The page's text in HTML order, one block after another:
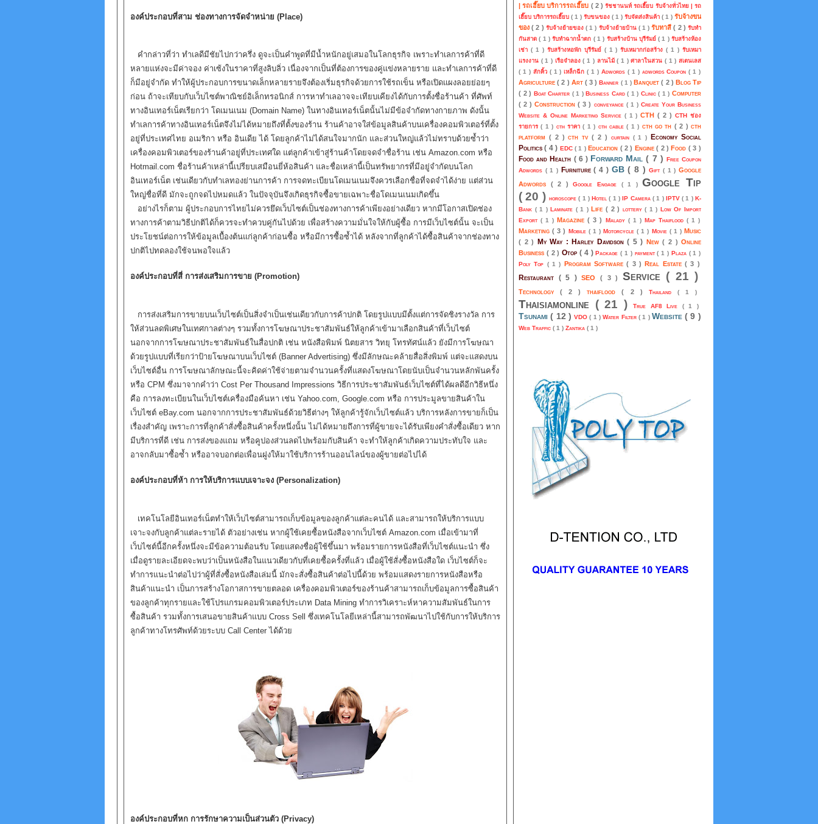
องค์ประกอบที่สาม ช่องทางการจัดจำหน่าย (Place)
คำกล่าวที่ว่า ทำเลดีมีชัยไปกว่าครึ่ง ดูจะเป็นคำพูดที่มีน้ำหนักอยู่เสมอในโลกธุรกิจ เพราะทำเลการค้าที่ดี
หลายแห่งจะมีค่าจอง ค่าเซ้งในราคาที่สูงลิบลิ่ว เนื่องจากเป็นที่ต้องการของคู่แข่งหลายราย และทำเลการค้าที่ดี
ก็มีอยู่จำกัด ทำให้ผู้ประกอบการขนาดเล็กหลายรายจึงต้องเริ่มธุรกิจด้วยการใช้รถเข็น หรือเปิดแผงลอยย่อยๆ
ก่อน ถ้าจะเทียบกับเว็บไซต์พาณิชย์อิเล็กทรอนิกส์ การหาทำเลอาจจะเทียบเคียงได้กับการตั้งชื่อร้านค้า ที่ศัพท์
ทางอินเทอร์เน็ตเรียกว่า โดเมนเนม (Domain Name) ในทางอินเทอร์เน็ตนั้นไม่มีข้อจำกัดทางกายภาพ ดังนั้น
ทำเลการค้าทางอินเทอร์เน็ตจึงไม่ได้หมายถึงที่ตั้งของร้าน ร้านค้าอาจใส่ข้อมูลสินค้าบนเครื่องคอมพิวเตอร์ที่ตั้ง
อยู่ที่ประเทศไทย อเมริกา หรือ อินเดีย ได้ โดยลูกค้าไม่ได้สนใจมากนัก และส่วนใหญ่แล้วไม่ทราบด้วยซ้ำว่า
เครื่องคอมพิวเตอร์ของร้านค้าอยู่ที่ประเทศใด แต่ลูกค้าเข้าสู่ร้านค้าโดยจดจำชื่อร้าน เช่น Amazon.com หรือ
Hotmail.com ชื่อร้านค้าเหล่านี้เปรียบเสมือนยี่ห้อสินค้า และชื่อเหล่านี้เป็นทรัพยากรที่มีอยู่จำกัดบนโลก
อินเทอร์เน็ต เช่นเดียวกับทำเลทองย่านการค้า การจดทะเบียนโดเมนเนมจึงควรเลือกชื่อที่จดจำได้ง่าย แต่ส่วน
ใหญ่ชื่อที่ดี มักจะถูกจดไปหมดแล้ว ในปัจจุบันจึงเกิดธุรกิจซื้อขายเฉพาะชื่อโดเมนเนมเกิดขึ้น
อย่างไรก็ตาม ผู้ประกอบการไทยไม่ควรยึดเว็บไซต์เป็นช่องทางการค้าเพียงอย่างเดียว หากมีโอกาสเปิดช่อง
ทางการค้าตามวิธีปกติได้ก็ควรจะทำควบคู่กันไปด้วย เพื่อสร้างความมั่นใจให้กับผู้ซื้อ การมีเว็บไซต์นั้น จะเป็น
ประโยชน์ต่อการให้ข้อมูลเบื้องต้นแก่ลูกค้าก่อนซื้อ หรือมีการซื้อซ้ำได้ หลังจากที่ลูกค้าได้ซื้อสินค้าจากช่องทาง
ปกติไปทดลองใช้จนพอใจแล้ว
องค์ประกอบที่สี่ การส่งเสริมการขาย (Promotion)
การส่งเสริมการขายบนเว็บไซต์เป็นสิ่งจำเป็นเช่นเดียวกับการค้าปกติ โดยรูปแบบมีตั้งแต่การจัดชิงรางวัล การ
ให้ส่วนลดพิเศษในเทศกาลต่างๆ รวมทั้งการโฆษณาประชาสัมพันธ์ให้ลูกค้าเข้ามาเลือกสินค้าที่เว็บไซต์
นอกจากการโฆษณาประชาสัมพันธ์ในสื่อปกติ เช่น หนังสือพิมพ์ นิตยสาร วิทยุ โทรทัศน์แล้ว ยังมีการโฆษณา
ด้วยรูปแบบที่เรียกว่าป้ายโฆษณาบนเว็บไซต์ (Banner Advertising) ซึ่งมีลักษณะคล้ายสื่อสิ่งพิมพ์ แต่จะแสดงบน
เว็บไซต์อื่น การโฆษณาลักษณะนี้จะคิดค่าใช้จ่ายตามจำนวนครั้งที่แสดงโฆษณาโดยนับเป็นจำนวนหลักพันครั้ง
หรือ CPM ซึ่งมาจากคำว่า Cost Per Thousand Impressions วิธีการประชาสัมพันธ์เว็บไซต์ที่ได้ผลดีอีกวิธีหนึ่ง
คือ การลงทะเบียนในเว็บไซต์เครื่องมือค้นหา เช่น Yahoo.com, Google.com หรือ การประมูลขายสินค้าใน
เว็บไซต์ eBay.com นอกจากการประชาสัมพันธ์ด้วยวิธีต่างๆ ให้ลูกค้ารู้จักเว็บไซต์แล้ว บริการหลังการขายก็เป็น
เรื่องสำคัญ เพราะการที่ลูกค้าสั่งซื้อสินค้าครั้งหนึ่งนั้น ไม่ได้หมายถึงการที่ผู้ขายจะได้รับเพียงคำสั่งซื้อเดียว หาก
มีบริการที่ดี เช่น การส่งของแถม หรือคูปองส่วนลดไปพร้อมกับสินค้า จะทำให้ลูกค้าเกิดความประทับใจ และ
อาจกลับมาซื้อซ้ำ หรืออาจบอกต่อเพื่อนฝูงให้มาใช้บริการร้านออนไลน์ของผู้ขายต่อไปได้
องค์ประกอบที่ห้า การให้บริการแบบเจาะจง (Personalization)
เทคโนโลยีอินเทอร์เน็ตทำให้เว็บไซต์สามารถเก็บข้อมูลของลูกค้าแต่ละคนได้ และสามารถให้บริการแบบ
เจาะจงกับลูกค้าแต่ละรายได้ ตัวอย่างเช่น หากผู้ใช้เคยซื้อหนังสือจากเว็บไซต์ Amazon.com เมื่อเข้ามาที่
เว็บไซต์นี้อีกครั้งหนึ่งจะมีข้อความต้อนรับ โดยแสดงชื่อผู้ใช้ขึ้นมา พร้อมรายการหนังสือที่เว็บไซต์แนะนำ ซึ่ง
เมื่อดูรายละเอียดจะพบว่าเป็นหนังสือในแนวเดียวกับที่เคยซื้อครั้งที่แล้ว เมื่อผู้ใช้สั่งซื้อหนังสือใด เว็บไซต์ก็จะ
ทำการแนะนำต่อไปว่าผู้ที่สั่งซื้อหนังสือเล่มนี้ มักจะสั่งซื้อสินค้าต่อไปนี้ด้วย พร้อมแสดงรายการหนังสือหรือ
สินค้าแนะนำ เป็นการสร้างโอกาสการขายตลอด เครื่องคอมพิวเตอร์ของร้านค้าสามารถเก็บข้อมูลการซื้อสินค้า
ของลูกค้าทุกรายและใช้โปรแกรมคอมพิวเตอร์ประเภท Data Mining ทำการวิเคราะห์หาความสัมพันธ์ในการ
ซื้อสินค้า รวมทั้งการเสนอขายสินค้าแบบ Cross Sell ซึ่งเทคโนโลยีเหล่านี้สามารถพัฒนาไปใช้กับการให้บริการ
ลูกค้าทางโทรศัพท์ด้วยระบบ Call Center ได้ด้วย
องค์ประกอบที่หก การรักษาความเป็นส่วนตัว (Privacy)
| รถเฮี๊ยบ บริการรถเฮี๊ยบ ( 2 )รัชชานนท์ รถเฮี๊ยบ รับจ้างทั่วไทย | รถ
เฮี๊ยบ บริการรถเฮี๊ยบ ( 1 ) รับขนของ ( 1 ) รับจัดส่งสินค้า ( 1 ) รับจ้างขน
ของ( 2 ) รับจ้างย้ายของ ( 1 ) รับจ้างย้ายบ้าน ( 1 )รับทาสี( 2 ) รับทำ
กันสาด( 1 )รับทำฉากน้ำตก ( 1 ) รับสร้างบ้าน บุรีรัมย์( 1 )รับสร้างห้อง
เช่า ( 1 ) รับสร้างหอพัก บุรีรัมย์ ( 1 )รับเหมากก่อสร้าง( 1 )รับเหมา
แรงงาน ( 1 ) เรือจำลอง( 1 ) ลานไม้( 1 )ศาลาในสวน ( 1 ) สเตนเลส
( 1 ) สักคิ้ว ( 1 )เหล็กฉีก( 1 ) Adwords ( 1 ) adwords Coupon( 1 )
Agriculture( 2 ) Art ( 3 )Banner ( 1 ) Banquet( 2 ) Blog Tip
( 2 ) Boat Charter ( 1 )Business Card( 1 ) Clinic( 1 )Computer
( 2 )Construction( 3 ) conveyance ( 1 ) Create Your Business
Website & Online Marketing Service ( 1 )CTH( 2 )CTH ช่อง
รายการ( 1 ) cth ราคา( 1 ) cth cable( 1 ) cth go th ( 2 )cth
platform ( 2 )cth tv( 2 ) curtain ( 1 ) Economy Social
Politics( 4 ) EDC( 1 ) Education ( 2 ) Engine( 2 )Food ( 3 )
Food and Health ( 6 ) Forward Mail( 7 ) Free Coupon
Adwords ( 1 ) Furniture( 4 ) GB( 8 )Gift ( 1 ) Google
Adwords ( 2 )Google Engage ( 1 )Google Tip
( 20 ) horoscope( 1 )Hotel( 1 )IP Camera ( 1 ) IPTV( 1 )K-
Bank ( 1 )Laminate ( 1 ) Life( 2 ) lottery( 1 ) Low Of Import
Export( 1 ) Magazine( 3 ) Malady ( 1 ) Map Thaiflood ( 1 )
Marketing( 3 ) Mobile ( 1 ) Motorcycle( 1 ) Movie ( 1 ) Music
( 2 ) My Way : Harley Davidson( 5 ) New( 2 )Online
Business ( 2 )Otop( 4 )Package( 1 ) payment( 1 ) Plaza ( 1 )
Poly Top ( 1 ) Program Software( 3 )Real Estate( 3 )
Restaurant ( 5 )SEO ( 3 ) Service ( 21 )
Technology( 2 )thaiflood( 2 ) Thailand ( 1 )
Thaisiamonline ( 21 ) True AF8 Live ( 1 )
Tsunami( 12 )VDO( 1 )Water Filter ( 1 ) Website( 9 )
Web Traffic ( 1 ) Zantika ( 1 )